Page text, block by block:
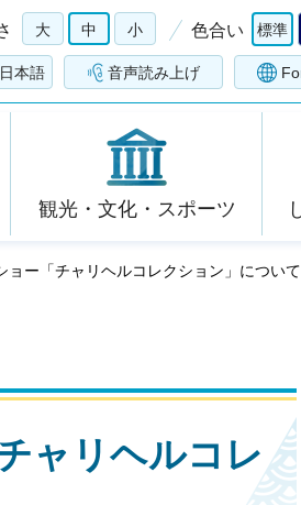
大 中 小 色合い 標準
本語 音声読み上げ
観光・文化・スポーツ
ー「チャリヘルコレクション」について
ャリヘルコレ